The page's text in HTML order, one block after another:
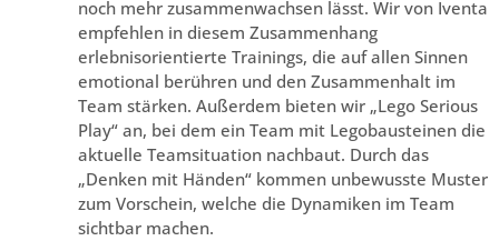
noch mehr zusammenwachsen lässt. Wir von Iventa
empfehlen in diesem Zusammenhang
erlebnisorientierte Trainings, die auf allen Sinnen
emotional berühren und den Zusammenhalt im
Team stärken. Außerdem bieten wir „Lego Serious
Play“ an, bei dem ein Team mit Legobausteinen die
aktuelle Teamsituation nachbaut. Durch das
„Denken mit Händen“ kommen unbewusste Muster
zum Vorschein, welche die Dynamiken im Team
sichtbar machen.